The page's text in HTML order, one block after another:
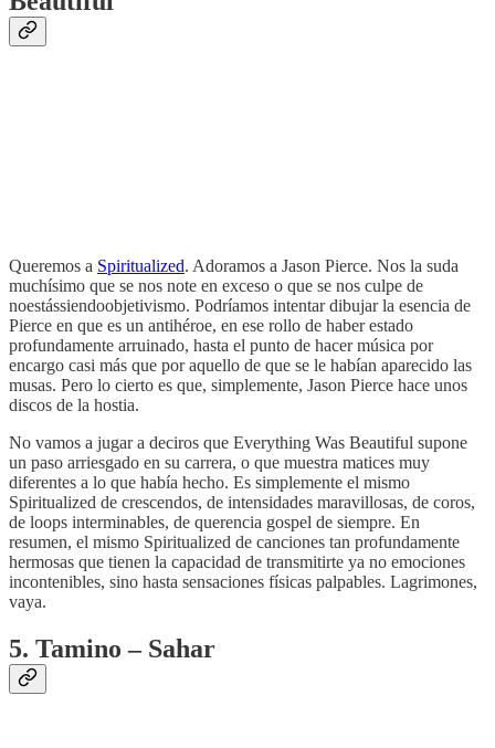
Queremos a Spiritualized. Adoramos a Jason Pierce. Nos la suda
muchísimo que se nos note en exceso o que se nos culpe de
noestássiendoobjetivismo. Podríamos intentar dibujar la esencia de
Pierce en que es un antihéroe, en ese rollo de haber estado
profundamente arruinado, hasta el punto de hacer música por
encargo casi más que por aquello de que se le habían aparecido las
musas. Pero lo cierto es que, simplemente, Jason Pierce hace unos
discos de la hostia.
No vamos a jugar a deciros que Everything Was Beautiful supone
un paso arriesgado en su carrera, o que muestra matices muy
diferentes a lo que había hecho. Es simplemente el mismo
Spiritualized de crescendos, de intensidades maravillosas, de coros,
de loops interminables, de querencia gospel de siempre. En
resumen, el mismo Spiritualized de canciones tan profundamente
hermosas que tienen la capacidad de transmitirte ya no emociones
incontenibles, sino hasta sensaciones físicas palpables. Lagrimones,
vaya.
5. Tamino – Sahar